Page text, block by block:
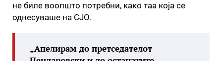
не биле воопшто потребни, како таа која се
однесуваше на СЈО.
„Апелирам до претседателот